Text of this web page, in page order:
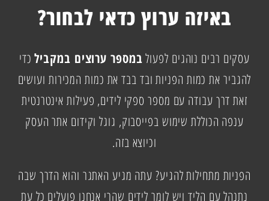
באיזה ערוץ כדאי לבחור?
עסקים רבים נוהגים לפעולבמספר ערוצים במקבילכדי
להגביר את כמות הפניות ובד בבד את כמות המכירות ועושים
זאת דרך עבודה עם מספר ספקי לידים, פעילות אינטרנטית
ענפה הכוללת שימוש בפייסבוק, גוגל וקידום אתר העסק
וכיוצא בזה.
הפניות מתחילות להגיע? עתה מגיע האתגר והוא הדרך שבה
נתנהל עם הליד ויש לומר לידים שהרי אנחנו פועלים כל עת